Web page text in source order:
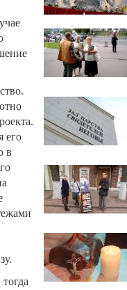
его
в